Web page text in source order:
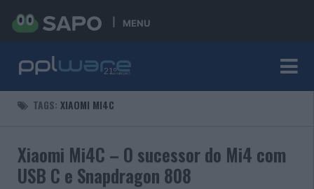
MENU
TAGS: XIAOMI MI4C
Xiaomi Mi4C – O sucessor do Mi4 com
USB C e Snapdragon 808